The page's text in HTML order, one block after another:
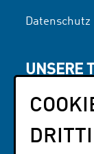
Datenschutz
UNSERE
Literatur